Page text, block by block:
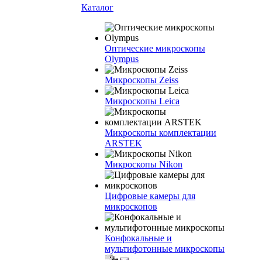
Каталог
Оптические микроскопы
Olympus
Микроскопы Zeiss
Микроскопы Leica
Микроскопы комплектации
ARSTEK
Микроскопы Nikon
Цифровые камеры для
микроскопов
Конфокальные и
мультифотонные микроскопы